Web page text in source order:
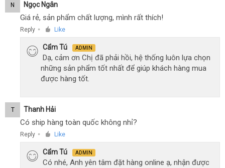
N Ngọc Ngân
Giá rẻ, sản phẩm chất lượng, mình rất thích!
Reply ● Like
Cẩm Tú ADMIN
Dạ, cảm ơn Chị đã phải hồi, hệ thống luôn lựa chọn
những sản phẩm tốt nhất để giúp khách hàng mua
được hàng tốt.
T Thanh Hải
Có ship hàng toàn quốc không nhỉ?
Reply ● Like
Cẩm Tú ADMIN
Có nhé, Anh yên tâm đặt hàng online ạ, nhận được